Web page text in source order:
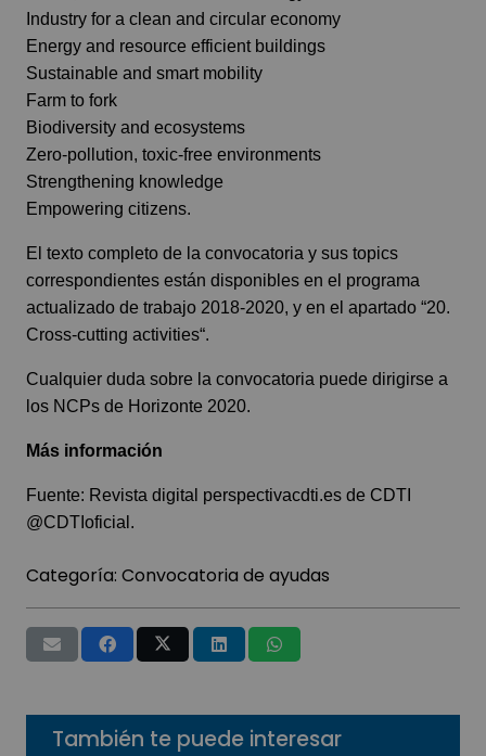
Industry for a clean and circular economy
Energy and resource efficient buildings
Sustainable and smart mobility
Farm to fork
Biodiversity and ecosystems
Zero-pollution, toxic-free environments
Strengthening knowledge
Empowering citizens.
El texto completo de la convocatoria y sus topics
correspondientes están disponibles en el programa
actualizado de trabajo 2018-2020, y en el apartado “20.
Cross-cutting activities“.
Cualquier duda sobre la convocatoria puede dirigirse a
los NCPs de Horizonte 2020.
Más información
Fuente: Revista digital perspectivacdti.es de CDTI
@CDTIoficial .
Categoría: Convocatoria de ayudas
También te puede interesar